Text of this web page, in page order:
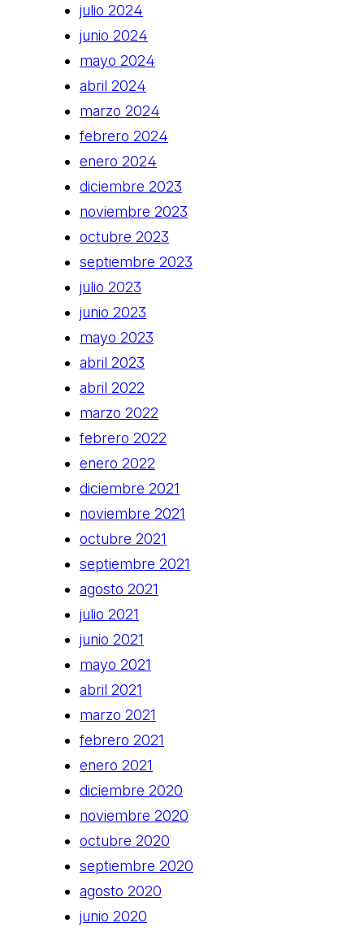
julio 2024
junio 2024
mayo 2024
abril 2024
marzo 2024
febrero 2024
enero 2024
diciembre 2023
noviembre 2023
octubre 2023
septiembre 2023
julio 2023
junio 2023
mayo 2023
abril 2023
abril 2022
marzo 2022
febrero 2022
enero 2022
diciembre 2021
noviembre 2021
octubre 2021
septiembre 2021
agosto 2021
julio 2021
junio 2021
mayo 2021
abril 2021
marzo 2021
febrero 2021
enero 2021
diciembre 2020
noviembre 2020
octubre 2020
septiembre 2020
agosto 2020
junio 2020